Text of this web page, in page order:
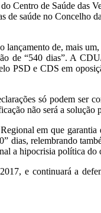
Centro de Saúde das
saúde no Concelho
de, mais
de “540 dias”. A
PSD e CDS em
só podem ser
não será a
em que
relembrando
a hipocrisia política do
e continuará a